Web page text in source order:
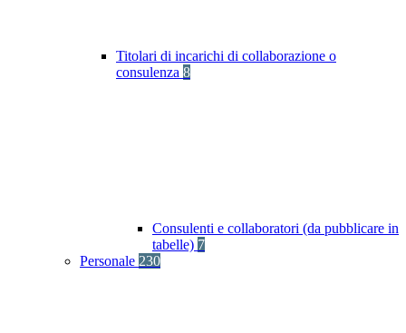
Titolari di incarichi di collaborazione o
consulenza 8
Consulenti e collaboratori (da pubblicare in
tabelle) 7
Personale 230